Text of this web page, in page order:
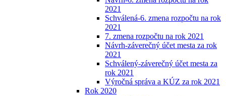
2021
Schválená-6. zmena rozpočtu na rok
2021
7. zmena rozpočtu na rok 2021
Návrh-záverečný účet mesta za rok
2021
Schválený-záverečný účet mesta za
rok 2021
Výročná správa a KÚZ za rok 2021
Rok 2020